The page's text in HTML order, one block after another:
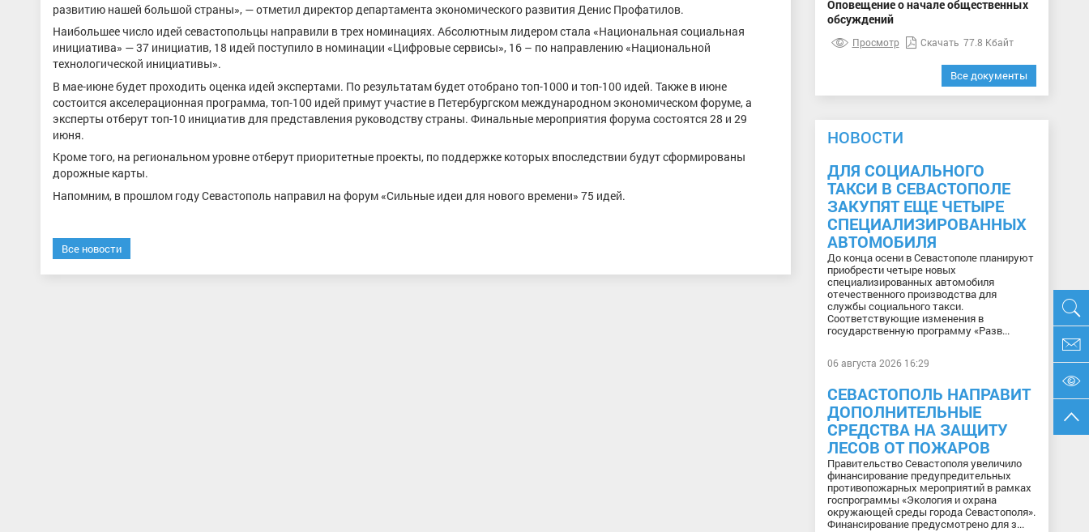
развитию нашей большой страны», — отметил директор департамента экономического развития Денис Профатилов.
Наибольшее число идей севастопольцы направили в трех номинациях. Абсолютным лидером стала «Национальная социальная
инициатива» — 37 инициатив, 18 идей поступило в номинации «Цифровые сервисы», 16 – по направлению «Национальной
технологической инициативы».
В мае-июне будет проходить оценка идей экспертами. По результатам будет отобрано топ-1000 и топ-100 идей. Также в июне
состоится акселерационная программа, топ-100 идей примут участие в Петербургском международном экономическом форуме, а
эксперты отберут топ-10 инициатив для представления руководству страны. Финальные мероприятия форума состоятся 28 и 29
июня.
Кроме того, на региональном уровне отберут приоритетные проекты, по поддержке которых впоследствии будут сформированы
дорожные карты.
Напомним, в прошлом году Севастополь направил на форум «Сильные идеи для нового времени» 75 идей.
Все новости
Оповещение о начале общественных
обсуждений
Просмотр Скачать 77.8 Кбайт
Все документы
НОВОСТИ
ДЛЯ СОЦИАЛЬНОГО
ТАКСИ В СЕВАСТОПОЛЕ
ЗАКУПЯТ ЕЩЕ ЧЕТЫРЕ
СПЕЦИАЛИЗИРОВАННЫХ
АВТОМОБИЛЯ
До конца осени в Севастополе планируют
приобрести четыре новых
специализированных автомобиля
отечественного производства для
службы социального такси.
Соответствующие изменения в
государственную программу «Разв...
06 августа 2026 16:29
СЕВАСТОПОЛЬ НАПРАВИТ
ДОПОЛНИТЕЛЬНЫЕ
СРЕДСТВА НА ЗАЩИТУ
ЛЕСОВ ОТ ПОЖАРОВ
Правительство Севастополя увеличило
финансирование предупредительных
противопожарных мероприятий в рамках
госпрограммы «Экология и охрана
окружающей среды города Севастополя».
Финансирование предусмотрено для з...